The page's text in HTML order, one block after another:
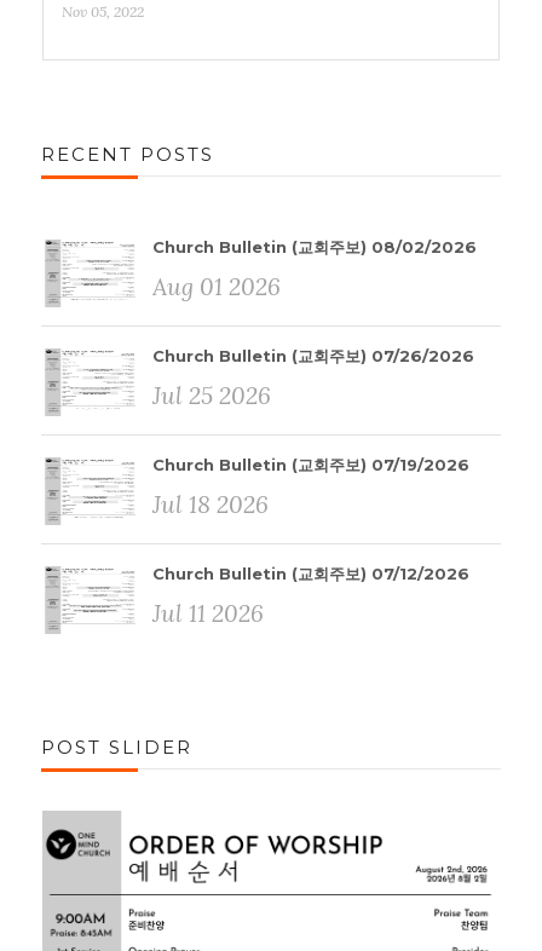
Nov 05, 2022
RECENT POSTS
Church Bulletin (교회주보) 08/02/2026
Aug 01 2026
Church Bulletin (교회주보) 07/26/2026
Jul 25 2026
Church Bulletin (교회주보) 07/19/2026
Jul 18 2026
Church Bulletin (교회주보) 07/12/2026
Jul 11 2026
POST SLIDER